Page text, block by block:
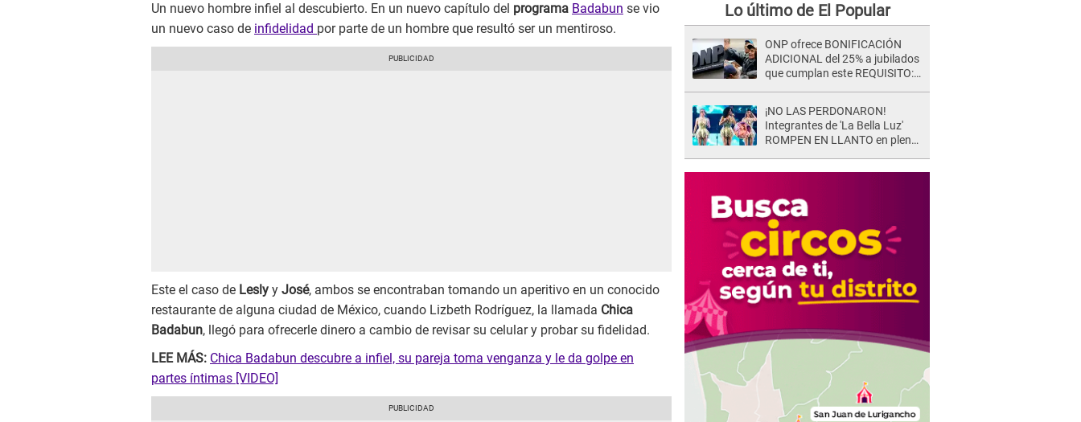
Un nuevo hombre infiel al descubierto. En un nuevo capítulo del programa Badabun se vio
un nuevo caso de infidelidad por parte de un hombre que resultó ser un mentiroso.
Este el caso de Lesly y José, ambos se encontraban tomando un aperitivo en un conocido
restaurante de alguna ciudad de México, cuando Lizbeth Rodríguez, la llamada Chica
Badabun, llegó para ofrecerle dinero a cambio de revisar su celular y probar su fidelidad.
LEE MÁS: Chica Badabun descubre a infiel, su pareja toma venganza y le da golpe en
partes íntimas [VIDEO]
Lo último de El Popular
ONP ofrece BONIFICACIÓN
ADICIONAL del 25% a jubilados
que cumplan este REQUISITO:
¡NO LAS PERDONARON!
Integrantes de 'La Bella Luz'
ROMPEN EN LLANTO en pleno